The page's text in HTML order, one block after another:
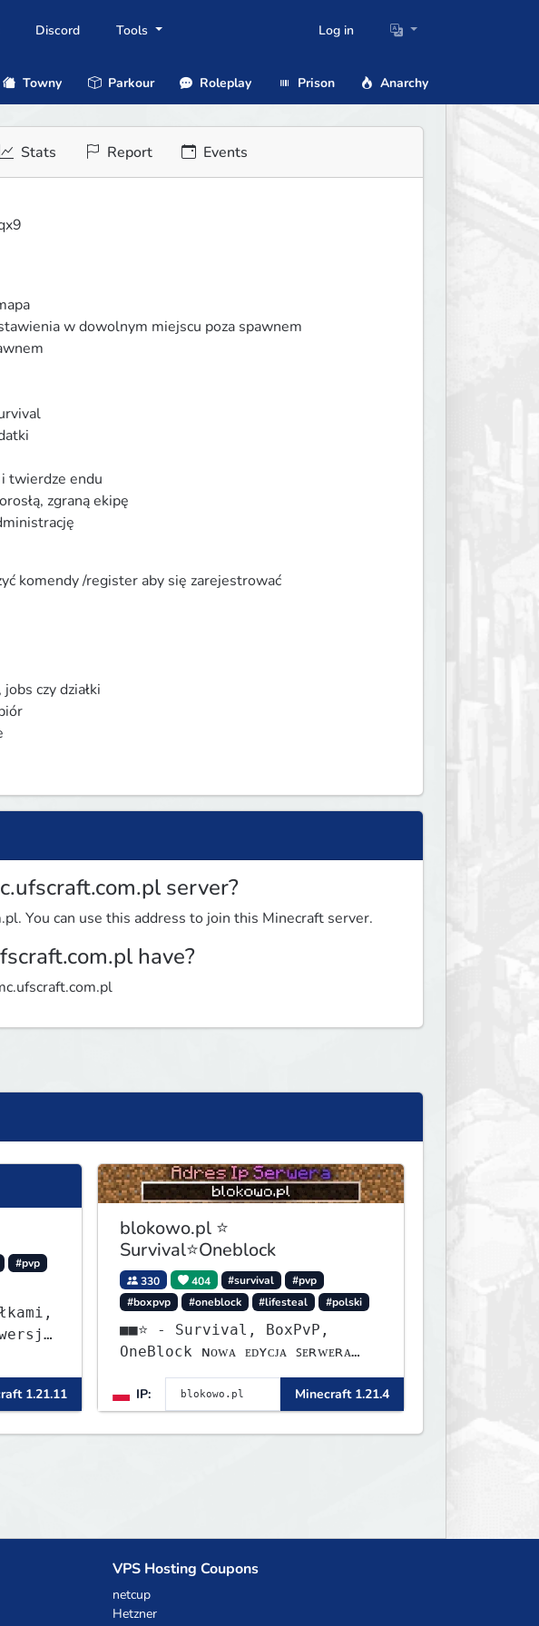
Discord Tools Log in
Towny Parkour Roleplay Prison Anarchy
Stats Report Events
w dowolnym miejscu poza spawnem
twierdze endu
zgraną ekipę
komendy /register aby się zarejestrować
czy działki
server?
You can use this address to join this Minecraft server.
have?
#pvp
1.21.11
blokowo.pl ⭐
Survival⭐Oneblock
330 404 #survival
#pvp
#boxpvp
#oneblock #lifesteal #polski
■■⭐ - Survival, BoxPvP,
OneBlock ɴᴏᴡᴀ ᴇᴅʏᴄᴊᴀ ꜱᴇʀᴡᴇʀᴀ
ᴡʏꜱᴛᴀʀᴛᴏᴡᴀʟᴀ!
IP:
Minecraft 1.21.4
VPS Hosting Coupons
netcup
Hetzner